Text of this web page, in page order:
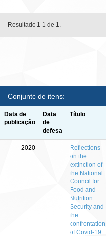
Resultado 1-1 de 1.
Conjunto de itens:
Data de
publicação
Data
de
defesa
Título
2020 -
Reflections
on the
extinction of
the National
Council for
Food and
Nutrition
Security and
the
confrontation
of Covid-19